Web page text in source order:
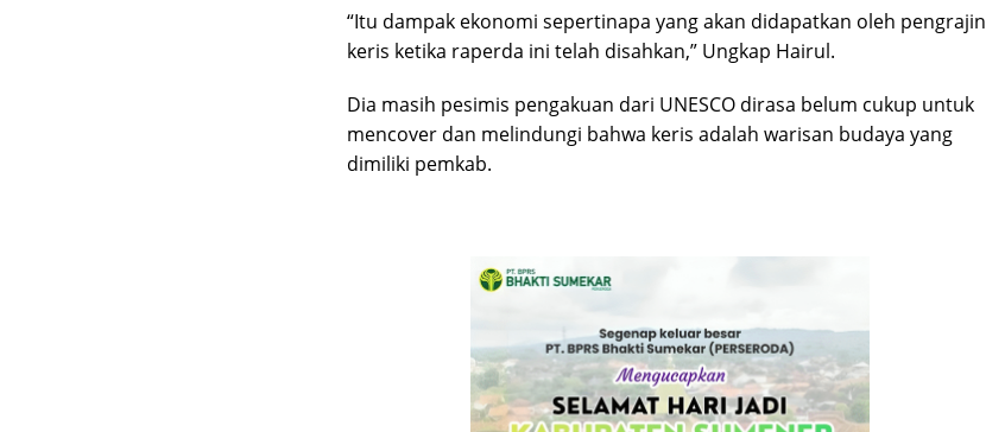
“Itu dampak ekonomi sepertinapa yang akan didapatkan oleh pengrajin
keris ketika raperda ini telah disahkan,” Ungkap Hairul.
Dia masih pesimis pengakuan dari UNESCO dirasa belum cukup untuk
mencover dan melindungi bahwa keris adalah warisan budaya yang
dimiliki pemkab.